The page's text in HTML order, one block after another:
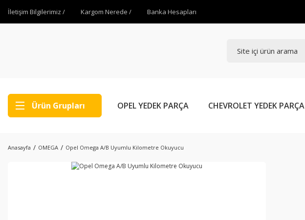
İletişim Bilgilerimiz / Kargom Nerede / Banka Hesapları
Ürün Grupları OPEL YEDEK PARÇA CHEVROLET YEDEK PARÇA
Anasayfa OMEGA Opel Omega A/B Uyumlu Kilometre Okuyucu